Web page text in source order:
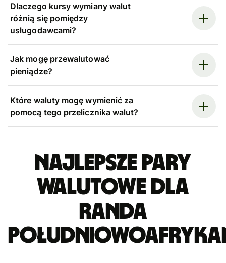
Dlaczego kursy wymiany walut
różnią się pomiędzy
usługodawcami?
Jak mogę przewalutować
pieniądze?
Które waluty mogę wymienić za
pomocą tego przelicznika walut?
Najlepsze pary
walutowe dla
randa